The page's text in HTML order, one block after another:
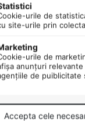
Graphics 630
urile de
site-urile prin
urile de
anunţuri
de
Accepta cele